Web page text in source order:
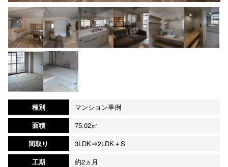
種別
マンション事例
面積
75.02㎡
間取り
3LDK⇒2LDK＋S
工期
約2ヵ月